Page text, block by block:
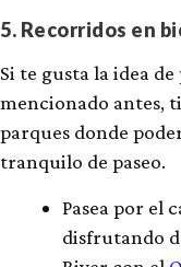
5. Recorridos en
Si te gusta la idea
mencionado antes,
parques donde
tranquilo de paseo.
Pasea por el
disfrutando